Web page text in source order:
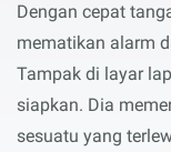
Dengan cepat
mematikan alarm
Tampak di layar
siapkan. Dia
sesuatu yang